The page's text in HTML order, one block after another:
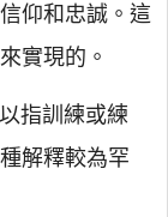
仰和忠誠。這
實現的。
指訓練或練
解釋較為罕